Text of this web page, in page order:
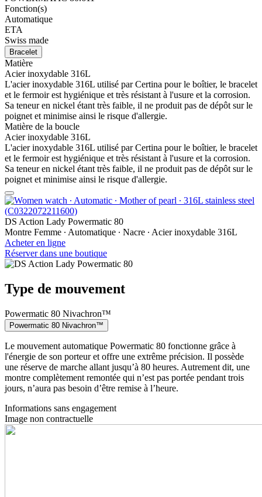
Fonction(s)
Automatique
ETA
Swiss made
Bracelet
Matière
Acier inoxydable 316L
L'acier inoxydable 316L utilisé par Certina pour le boîtier, le bracelet
et le fermoir est hygiénique et très résistant à l'usure et la corrosion.
Sa teneur en nickel étant très faible, il ne produit pas de dépôt sur le
poignet et minimise ainsi le risque d'allergie.
Matière de la boucle
Acier inoxydable 316L
L'acier inoxydable 316L utilisé par Certina pour le boîtier, le bracelet
et le fermoir est hygiénique et très résistant à l'usure et la corrosion.
Sa teneur en nickel étant très faible, il ne produit pas de dépôt sur le
poignet et minimise ainsi le risque d'allergie.
DS Action Lady Powermatic 80
Montre Femme ∙ Automatique ∙ Nacre ∙ Acier inoxydable 316L
Acheter en ligne
Réserver dans une boutique
Type de mouvement
Powermatic 80 Nivachron™
Powermatic 80 Nivachron™
Le mouvement automatique Powermatic 80 fonctionne grâce à
l'énergie de son porteur et offre une extrême précision. Il possède
une réserve de marche allant jusqu’à 80 heures. Autrement dit, une
montre complètement remontée qui n’est pas portée pendant trois
jours, n’aura pas besoin d’être remise à l’heure.
Informations sans engagement
Image non contractuelle